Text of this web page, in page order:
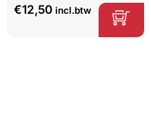
5.00op 5
gebaseerd
€12,50 incl.btw